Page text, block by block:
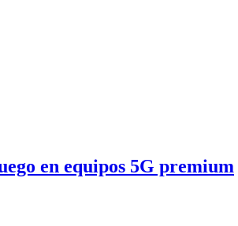
en equipos 5G premium